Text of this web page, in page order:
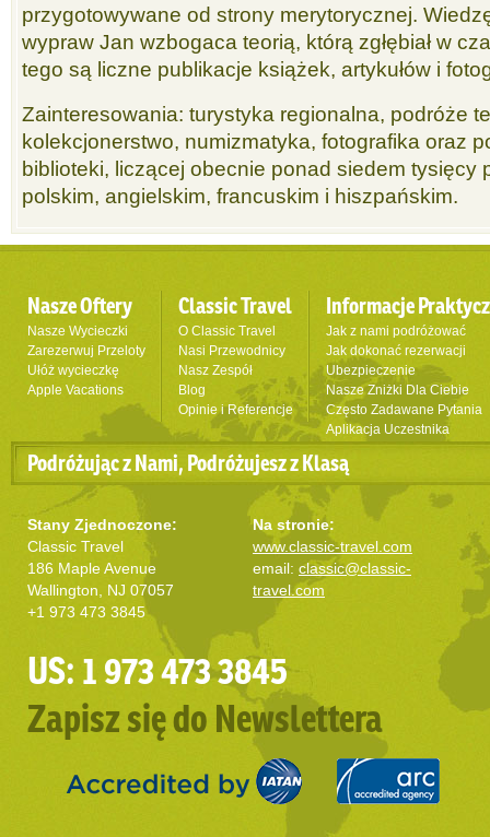
przygotowywane od strony merytorycznej.
wypraw Jan wzbogaca teorią, którą zgłębiał w
tego są liczne publikacje książek, artykułów i
Zainteresowania: turystyka regionalna, podróże
kolekcjonerstwo, numizmatyka, fotografika oraz
biblioteki, liczącej obecnie ponad siedem tysięcy
polskim, angielskim, francuskim i hiszpańskim.
Nasze Oftery
Nasze Wycieczki
Zarezerwuj Przeloty
Ułóż wycieczkę
Apple Vacations
Classic Travel
O Classic Travel
Nasi Przewodnicy
Nasz Zespół
Blog
Opinie i Referencje
Informacje
Jak z nami podróżować
Jak dokonać rezerwacji
Ubezpieczenie
Nasze Zniżki Dla Ciebie
Często Zadawane Pytania
Aplikacja Uczestnika
Podróżując z Nami, Podróżujesz z Klasą
Stany Zjednoczone:
Classic Travel
186 Maple Avenue
Wallington, NJ 07057
+1 973 473 3845
Na stronie:
www.classic-travel.com
email: classic@classic-
travel.com
US: 1 973 473 3845
Zapisz się do Newslettera